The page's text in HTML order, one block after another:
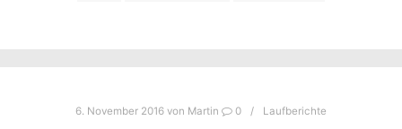
6. November 2016 von Martin 0 Laufberichte